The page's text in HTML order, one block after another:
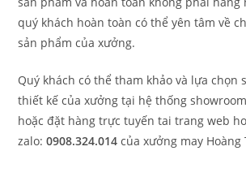
quý khách hoàn toàn có thể yên tâm về
sản phẩm của xưởng.
Quý khách có thể tham khảo và lựa chọn
thiết kế của xưởng tại hệ thống
hoặc đặt hàng trực tuyến tai trang web
zalo:0908.324.014 của xưởng may Hoàng